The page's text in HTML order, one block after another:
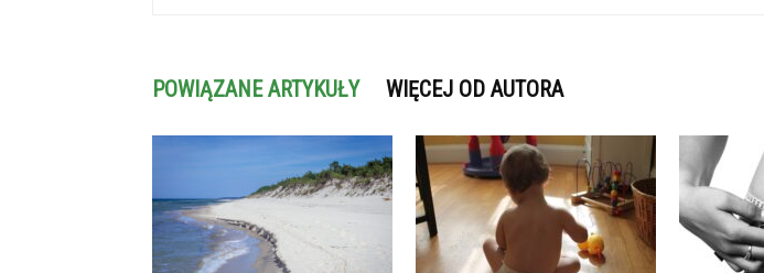
POWIĄZANE ARTYKUŁY WIĘCEJ OD AUTORA